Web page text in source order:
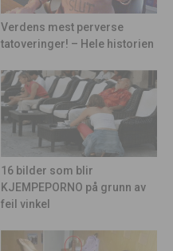
Verdens mest perverse
tatoveringer! – Hele historien
16 bilder som blir
KJEMPEPORNO på grunn av
feil vinkel